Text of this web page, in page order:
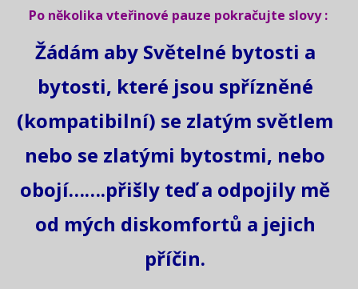
Po několika vteřinové pauze pokračujte slovy :
Žádám aby Světelné bytosti a
bytosti, které jsou spřízněné
(kompatibilní) se zlatým světlem
nebo se zlatými bytostmi, nebo
obojí…….přišly teď a odpojily mě
od mých diskomfortů a jejich
příčin.